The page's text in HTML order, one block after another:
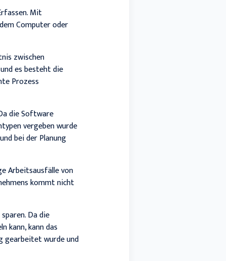
Mit
Computer oder
zwischen
es besteht die
Prozess
die Software
vergeben wurde
bei der Planung
Arbeitsausfälle von
kommt nicht
Da die
kann, kann das
gearbeitet wurde und